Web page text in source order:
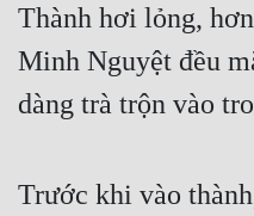
Thành hơi lỏng,
Minh Nguyệt đều
dàng trà trộn vào
Trước khi vào